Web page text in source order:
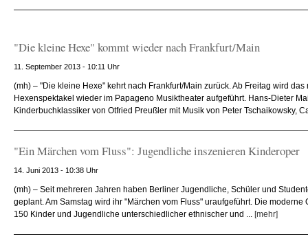
"Die kleine Hexe" kommt wieder nach Frankfurt/Main
11. September 2013 - 10:11 Uhr
(mh) – "Die kleine Hexe" kehrt nach Frankfurt/Main zurück. Ab Freitag wird das
Hexenspektakel wieder im Papageno Musiktheater aufgeführt. Hans-Dieter
Kinderbuchklassiker von Otfried Preußler mit Musik von Peter Tschaikowsky,
"Ein Märchen vom Fluss": Jugendliche inszenieren Kinderoper
14. Juni 2013 - 10:38 Uhr
(mh) – Seit mehreren Jahren haben Berliner Jugendliche, Schüler und
geplant. Am Samstag wird ihr "Märchen vom Fluss" uraufgeführt. Die moderne
150 Kinder und Jugendliche unterschiedlicher ethnischer und ... [mehr]